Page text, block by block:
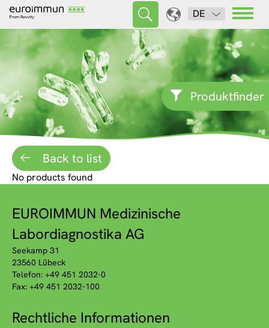
DE
Produktfinder
Back to list
No products found
EUROIMMUN Medizinische
Labordiagnostika AG
Seekamp 31
23560 Lübeck
Telefon: +49 451 2032-0
Fax: +49 451 2032-100
Rechtliche Informationen